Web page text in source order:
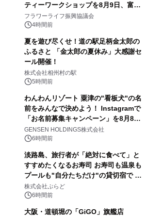
ティーワークショップを8月9日、富
山・射水で開催
フラワーライフ振興協議会
4時間前
夏を遊び尽くせ！道の駅足柄金太郎の
ふるさと 「金太郎の夏休み」大感謝セ
ール開催！
株式会社相州村の駅
5時間前
わんわんリゾート 粟津の"看板犬"の名
前をみんなで決めよう！ Instagramで
「お名前募集キャンペーン」を8月8日
(土)より開催
GENSEN HOLDINGS株式会社
6時間前
淡路島、旅行者が「絶対に食べて」と
すすめたくなるお寿司 お寿司も温泉も
プールも"自分たちだけ"の貸切宿で 1
日1組限定「岩屋温泉 絵島別庭 海と
森」の握り寿司プラン
株式会社ぷらど
6時間前
大阪・道頓堀の「GiGO」旗艦店